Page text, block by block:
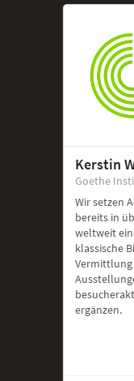
Kerstin
Goethe
Wir setzen
bereits in
weltweit
klassische
ergänzen.